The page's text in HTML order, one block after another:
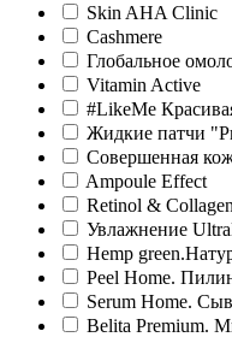
Skin AHA Clinic
Cashmere
Глобальное
Vitamin Active
#LikeMe
Жидкие патчи
Совершенная
Ampoule Effect
Retinol &
Увлажнение
Hemp
Peel Home.
Serum Home.
Belita Premium.